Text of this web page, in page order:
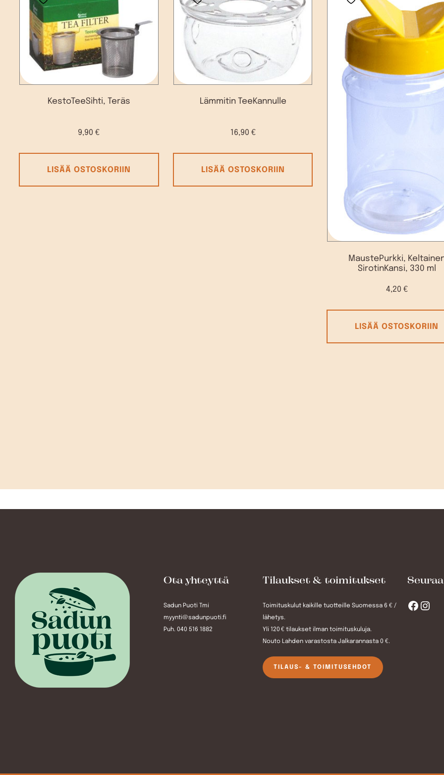
KestoTeeSihti, Teräs
9,90€
LISÄÄ OSTOSKORIIN
Lämmitin TeeKannulle
16,90 €
LISÄÄ OSTOSKORIIN
MaustePurkki,
SirotinKansi, 330 ml
4,20 €
LISÄÄ OSTOSKORIIN
Ota yhteyttä
Sadun Puoti Tmi
myynti@sadunpuoti.fi
Puh. 040 516 1882
Tilaukset & toimitukset
Toimituskulut kaikille tuotteille Suomessa 6 € /
lähetys.
Yli 120 € tilaukset ilman toimituskuluja.
Nouto Lahden varastosta Jalkarannasta 0 €.
TILAUS- & TOIMITUSEHDOT
Facebook Instagram